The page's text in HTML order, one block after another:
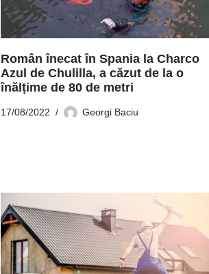
Român înecat în Spania la Charco
Azul de Chulilla, a căzut de la o
înălțime de 80 de metri
17/08/2022 Georgi Baciu